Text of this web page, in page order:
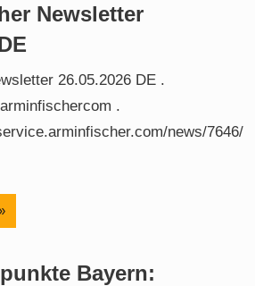
Newsletter
26.05.2026 DE .
.
news/7646/
Bayern: